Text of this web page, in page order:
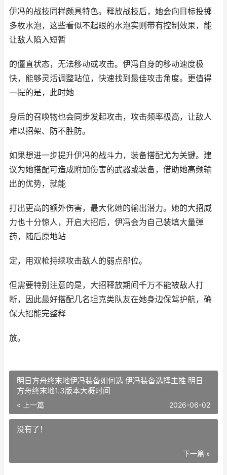
伊冯的战技同样颇具特色。释放战技后，她会向目标投掷
多枚水泡，这些看似不起眼的水泡实则带有控制效果，能
让敌人陷入短暂
的僵直状态，无法移动或攻击。伊冯自身的移动速度极
快，能够灵活调整站位，快速找到最佳攻击角度。更值得
一提的是，此时她
身后的召唤物也会同步发起攻击，攻击频率极高，让敌人
难以招架、防不胜防。
如果想进一步提升伊冯的战斗力，装备搭配尤为关键。建
议为她搭配可造成附加伤害的武器或装备，借助她高频输
出的优势，就能
打出更高的额外伤害，最大化她的输出潜力。她的大招威
力也十分惊人，开启大招后，伊冯会为自己装填大量弹
药，随后原地站
定，用双枪持续攻击敌人的弱点部位。
但需要特别注意的是，大招释放期间千万不能被敌人打
断，因此最好搭配几名坦克类队友在她身边保驾护航，确
保大招能完整释
放。
明日方舟终末地伊冯装备如何选 伊冯装备选择主推 明日
方舟终末地1.3版本大概时间
« 上一篇 2026-06-02
没有了！
下一篇 »